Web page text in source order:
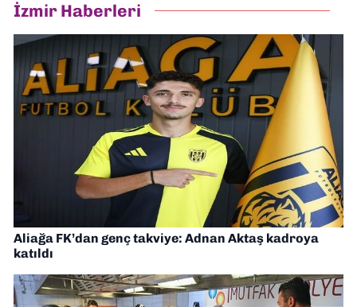
İzmir Haberleri
Aliağa FK’dan genç takviye: Adnan Aktaş kadroya
katıldı